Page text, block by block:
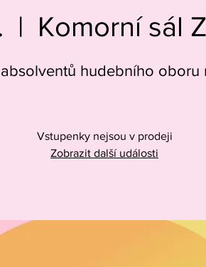
  |
Komorní sál
hudebního oboru
Vstupenky nejsou v prodeji
Zobrazit další události